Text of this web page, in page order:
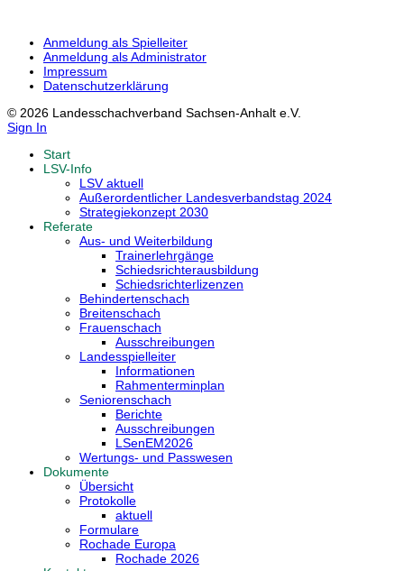
Anmeldung als Spielleiter
Anmeldung als Administrator
Impressum
Datenschutzerklärung
© 2026 Landesschachverband Sachsen-Anhalt e.V.
Sign In
Start
LSV-Info
LSV aktuell
Außerordentlicher Landesverbandstag 2024
Strategiekonzept 2030
Referate
Aus- und Weiterbildung
Trainerlehrgänge
Schiedsrichterausbildung
Schiedsrichterlizenzen
Behindertenschach
Breitenschach
Frauenschach
Ausschreibungen
Landesspielleiter
Informationen
Rahmenterminplan
Seniorenschach
Berichte
Ausschreibungen
LSenEM2026
Wertungs- und Passwesen
Dokumente
Übersicht
Protokolle
aktuell
Formulare
Rochade Europa
Rochade 2026